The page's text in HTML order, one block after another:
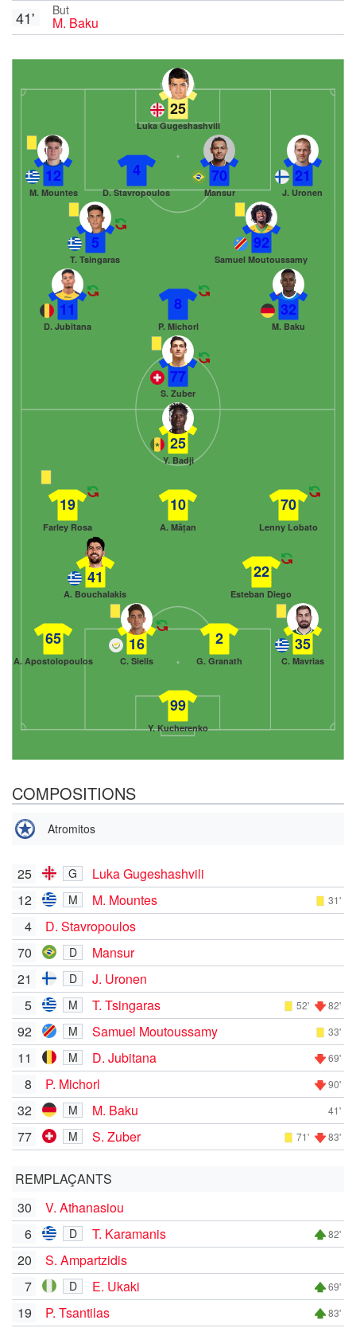
But
M. Baku
41'
25
Luka Gugeshashvili
21
J. Uronen
70
Mansur
4
D. Stavropoulos
12
M. Mountes
92
Samuel Moutoussamy
5
T. Tsingaras
32
M. Baku
8
P. Michorl
11
D. Jubitana
77
S. Zuber
99
Y. Kucherenko
65
A. Apostolopoulos
16
C. Sielis
2
G. Granath
35
C. Mavrias
41
A. Bouchalakis
22
Esteban Diego
19
Farley Rosa
10
A. Mățan
70
Lenny Lobato
25
Y. Badji
COMPOSITIONS
Atromitos
25 G
Luka Gugeshashvili
12
M M. Mountes 31'
4
D. Stavropoulos
70
D
Mansur
21
D
J. Uronen
5
M T. Tsingaras 52' 82'
92 M Samuel Moutoussamy 33'
11 M D. Jubitana 69'
8 P. Michorl 90'
32 M M. Baku 41'
77 M S. Zuber 71' 83'
REMPLAÇANTS
30
V. Athanasiou
6
D T. Karamanis 82'
20
S. Ampartzidis
7
D E. Ukaki 69'
19 P. Tsantilas 83'